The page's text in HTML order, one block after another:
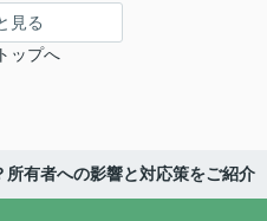
見る
ップへ
有者への影響と対応策をご紹介